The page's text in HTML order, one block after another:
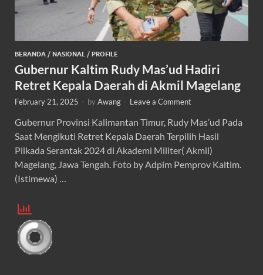
BERANDA / NASIONAL / PROFILE
Gubernur Kaltim Rudy Mas’ud Hadiri
Retret Kepala Daerah di Akmil Magelang
February 21, 2025 - byAwang - Leave a Comment
Gubernur Provinsi Kalimantan Timur, Rudy Mas’ud Pada
Saat Mengikuti Retret Kepala Daerah Terpilih Hasil
Pilkada Serantak 2024 di Akademi Militer( Akmil)
Magelang, Jawa Tengah. Foto by Adpim Pemprov Kaltim.
(Istimewa) …